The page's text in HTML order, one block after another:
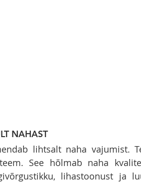
NAHAST
lihtsalt naha vajumist.
See hõlmab naha
lihastoonust ja